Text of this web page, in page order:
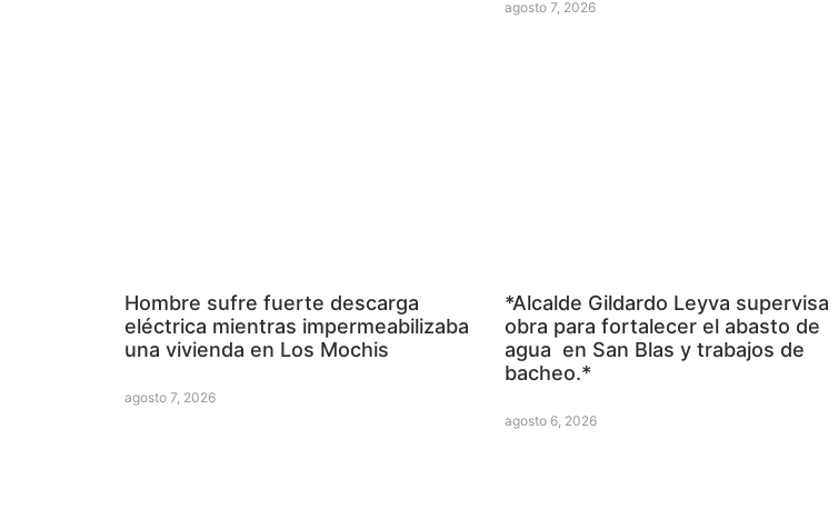
agosto 7, 2026
Hombre sufre fuerte descarga
eléctrica mientras impermeabilizaba
una vivienda en Los Mochis
agosto 7, 2026
*Alcalde Gildardo Leyva supervisa
obra para fortalecer el abasto de
agua en San Blas y trabajos de
bacheo.*
agosto 6, 2026